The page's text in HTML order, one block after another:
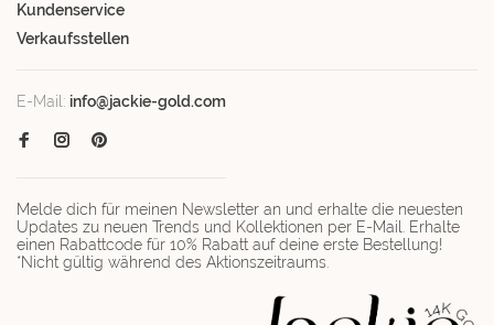
Kundenservice
Verkaufsstellen
E-Mail: info@jackie-gold.com
Melde dich für meinen Newsletter an und erhalte die neuesten
Updates zu neuen Trends und Kollektionen per E-Mail. Erhalte
einen Rabattcode für 10% Rabatt auf deine erste Bestellung!
*Nicht gültig während des Aktionszeitraums.